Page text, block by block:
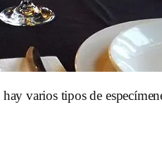
hay varios tipos de